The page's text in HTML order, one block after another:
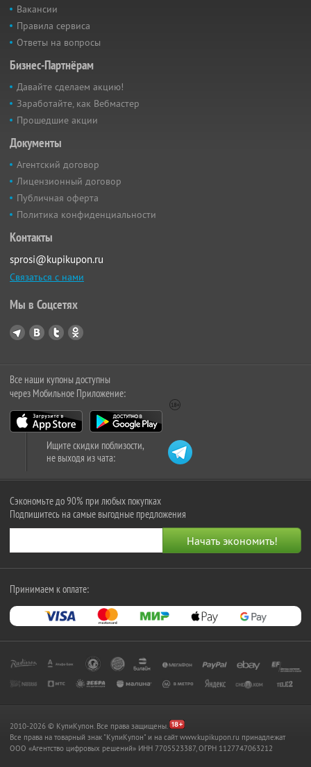
Вакансии
Правила сервиса
Ответы на вопросы
Бизнес-Партнёрам
Давайте сделаем акцию!
Заработайте, как Вебмастер
Прошедшие акции
Документы
Агентский договор
Лицензионный договор
Публичная оферта
Политика конфиденциальности
Контакты
sprosi@kupikupon.ru
Связаться с нами
Мы в Соцсетях
Все наши купоны доступны
через Мобильное Приложение:
Ищите скидки поблизости,
не выходя из чата:
Сэкономьте до 90% при любых покупках
Подпишитесь на самые выгодные предложения
Принимаем к оплате:
2010-2026 © КупиКупон. Все права защищены.
Все права на товарный знак "КупиКупон" и на сайт www.kupikupon.ru принадлежат
OOO «Агентство цифровых решений» ИНН 7705523387, ОГРН 1127747063212